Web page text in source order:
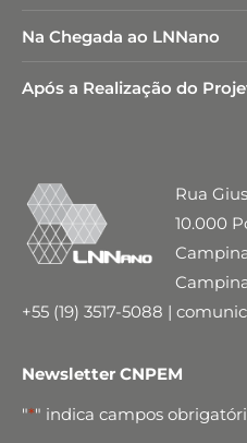
Na Chegada ao LNNano
Após a Realização do
Rua
10.000
+55 (19) 3517-5088 |
Newsletter CNPEM
"*" indica campos